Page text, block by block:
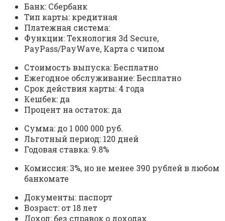
Банк: Сбербанк
Тип карты: кредитная
Платежная система:
Функции: Технология 3d Secure,
PayPass/PayWave, Карта с чипом
Стоимость выпуска: Бесплатно
Ежегодное обслуживание: Бесплатно
Срок действия карты: 4 года
Кешбек: да
Процент на остаток: да
Сумма: до 1 000 000 руб.
Льготный период: 120 дней
Годовая ставка: 9.8%
Комиссия: 3%, но не менее 390 рублей в любом
банкомате
Документы: паспорт
Возраст: от 18 лет
Доход: без справок о доходах